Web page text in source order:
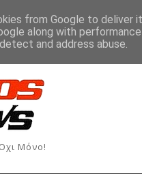
Αγγελίες
Μόνο!
from Google to deliver
along with
and address abuse.